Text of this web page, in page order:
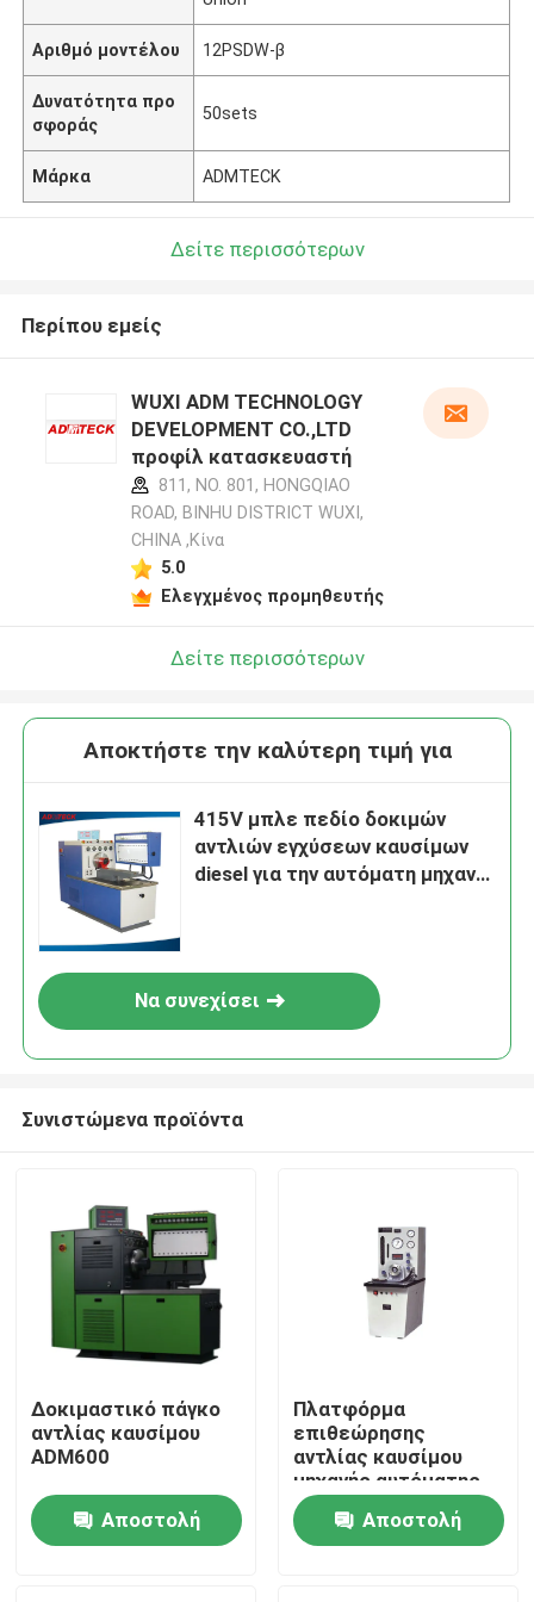
Σπίτι
Προϊόντα
Αριθμό μοντέλου 12PSDW-β
Δυνατότητα προ
σφοράς
50sets
Μάρκα ADMTECK
Δείτε περισσότερων
Περίπου εμείς
WUXI ADM TECHNOLOGY
DEVELOPMENT CO.,LTD
προφίλ κατασκευαστή
811, NO. 801, HONGQIAO
ROAD, BINHU DISTRICT WUXI,
CHINA ,Κίνα
5.0
Ελεγχμένος προμηθευτής
Δείτε περισσότερων
Αποκτήστε την καλύτερη τιμή για
415V μπλε πεδίο δοκιμών
αντλιών εγχύσεων καυσίμων
diesel για την αυτόματη μηχανή
Να συνεχίσει
Συνιστώμενα προϊόντα
Δοκιμαστικό πάγκο
αντλίας καυσίμου
ADM600
Αποστολή
Πλατφόρμα
επιθεώρησης
αντλίας καυσίμου
μηχανής αυτόματης
δοκιμής με AUTO
CONTROL MANUAL
CONTROL MODE
Αποστολή